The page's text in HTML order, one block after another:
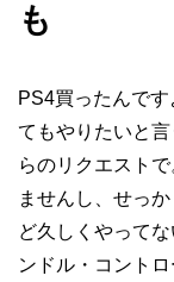
も
PS4買ったんで
てもやりたいと
らのリクエスト
ませんし、せっ
ど久しくやって
ンドル・コント